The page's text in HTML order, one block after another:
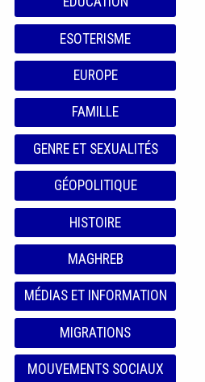
ESOTERISME
EUROPE
FAMILLE
GENRE ET SEXUALITÉS
GÉOPOLITIQUE
HISTOIRE
MAGHREB
MÉDIAS ET INFORMATION
MIGRATIONS
MOUVEMENTS SOCIAUX